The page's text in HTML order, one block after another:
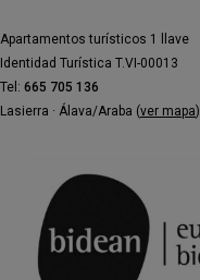
Apartamentos turísticos 1 llave
Identidad Turística T.VI-00013
Tel: 665 705 136
Lasierra · Álava/Araba (ver mapa)